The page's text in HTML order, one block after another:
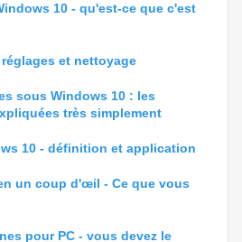
10 - qu'est-ce que c'est
et nettoyage
sous Windows 10 : les
très simplement
10 - définition et application
un coup d'œil - Ce que vous
pour PC - vous devez le